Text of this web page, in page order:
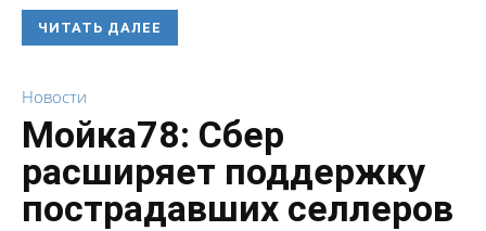
ЧИТАТЬ ДАЛЕЕ
Новости
Мойка78: Сбер
расширяет поддержку
пострадавших селлеров